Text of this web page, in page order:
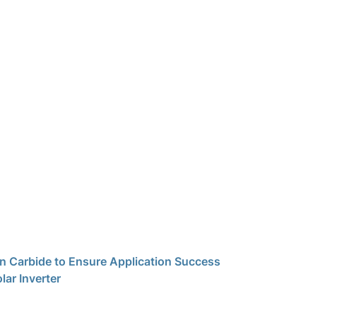
Carbide to Ensure Application Success
Inverter